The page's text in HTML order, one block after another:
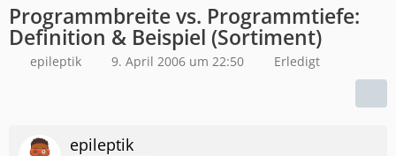
Programmbreite vs. Programmtiefe:
Definition & Beispiel (Sortiment)
epileptik 9. April 2006 um 22:50 Erledigt
epileptik